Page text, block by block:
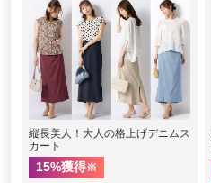
縦長美人！大人の格上げデニムス
カート
15%獲得※